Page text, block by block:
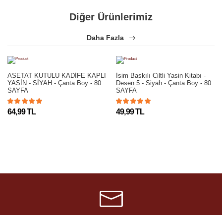
Diğer Ürünlerimiz
Daha Fazla
ASETAT KUTULU KADİFE KAPLI
YASİN - SİYAH - Çanta Boy - 80
SAYFA
64,99 TL
İsim Baskılı Ciltli Yasin Kitabı -
Desen 5 - Siyah - Çanta Boy - 80
SAYFA
49,99 TL